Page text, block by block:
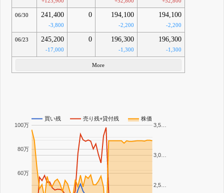
06/30 241,400
-3,800
0 194,100
-2,200
194,100
-2,200
06/23 245,200
-17,000
0 196,300
-1,300
196,300
-1,300
More
買い残 売り残+貸付残 株価
60万
80万
100万
2,5…
3,0…
3,5…